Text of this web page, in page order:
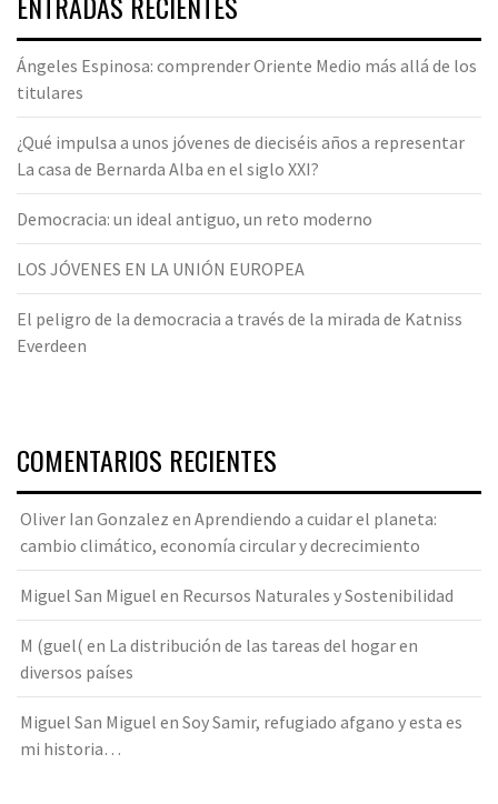
Ángeles Espinosa: comprender Oriente Medio más allá de los
titulares
¿Qué impulsa a unos jóvenes de dieciséis años a representar
La casa de Bernarda Alba en el siglo XXI?
Democracia: un ideal antiguo, un reto moderno
LOS JÓVENES EN LA UNIÓN EUROPEA
El peligro de la democracia a través de la mirada de Katniss
Everdeen
COMENTARIOS RECIENTES
Oliver Ian Gonzalez en Aprendiendo a cuidar el planeta:
cambio climático, economía circular y decrecimiento
Miguel San Miguel en Recursos Naturales y Sostenibilidad
M (guel( en La distribución de las tareas del hogar en
diversos países
Miguel San Miguel en Soy Samir, refugiado afgano y esta es
mi historia…